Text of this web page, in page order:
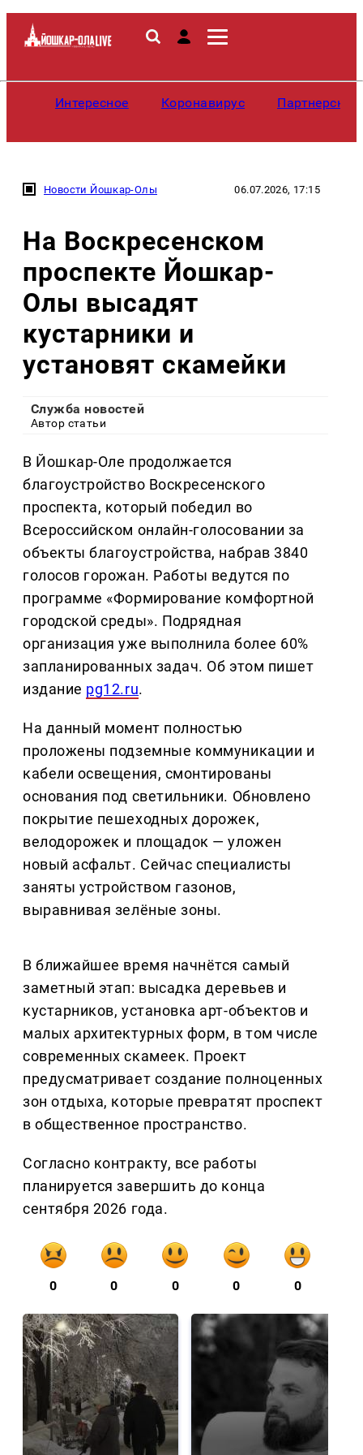
Интересное Коронавирус
Новости Йошкар-Олы 06.07.2026, 17:15
На Воскресенском
проспекте Йошкар-
Олы высадят
кустарники и
установят скамейки
Служба новостей
Автор статьи
В Йошкар-Оле продолжается
благоустройство Воскресенского
проспекта, который победил во
Всероссийском онлайн-голосовании за
объекты благоустройства, набрав 3840
голосов горожан. Работы ведутся по
программе «Формирование комфортной
городской среды». Подрядная
организация уже выполнила более 60%
запланированных задач. Об этом пишет
издание pg12.ru.
На данный момент полностью
проложены подземные коммуникации и
кабели освещения, смонтированы
основания под светильники. Обновлено
покрытие пешеходных дорожек,
велодорожек и площадок — уложен
новый асфальт. Сейчас специалисты
заняты устройством газонов,
выравнивая зелёные зоны.
В ближайшее время начнётся самый
заметный этап: высадка деревьев и
кустарников, установка арт-объектов и
малых архитектурных форм, в том числе
современных скамеек. Проект
предусматривает создание полноценных
зон отдыха, которые превратят проспект
в общественное пространство.
Согласно контракту, все работы
планируется завершить до конца
сентября 2026 года.
0 0 0 0 0